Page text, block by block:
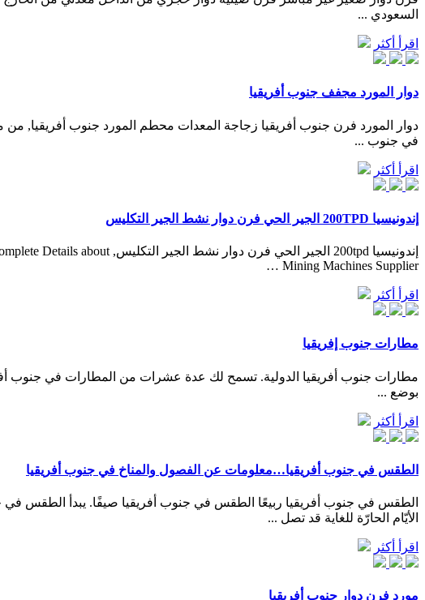
السعودي ...
اقرأ أكثر
دوار المورد مجفف جنوب أفريقيا
دوار المورد فرن جنوب أفريقيا زجاجة المعدات محطم المورد جنوب أفريقيا,
في جنوب ...
اقرأ أكثر
إندونيسيا 200TPD الجير الحي فرن دوار نشط الجير التكليس
Mining Machines Supplier …
اقرأ أكثر
مطارات جنوب إفريقيا
مطارات جنوب أفريقيا الدولية. تسمح لك عدة عشرات من المطارات في جنوب
بوضع ...
اقرأ أكثر
الطقس في جنوب أفريقيا…معلومات عن الفصول والمناخ في جنوب أفريقيا
الأيّام الحارّة للغاية قد تصل ...
اقرأ أكثر
مورد فرن دوار جنوب أفريقيا